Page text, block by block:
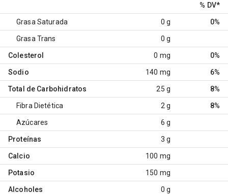
% DV*
Grasa Saturada 0 g 0%
Grasa Trans 0 g
Colesterol 0 mg 0%
Sodio 140 mg 6%
Total de Carbohidratos 25 g 8%
Fibra Dietética 2 g 8%
Azúcares 6 g
Proteínas 3 g
Calcio 100 mg
Potasio 150 mg
Alcoholes 0 g